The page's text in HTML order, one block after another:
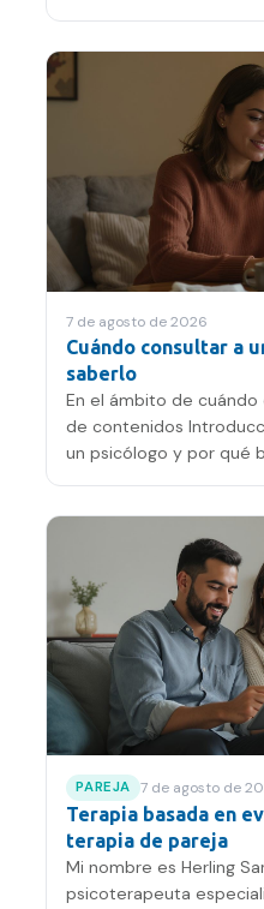
7 de agosto de 2026
Cuándo consultar a
saberlo
En el ámbito de cuándo
de contenidos
un psicólogo y por qué
PAREJA 7 de agosto de
Terapia basada en
terapia de pareja
Mi nombre es Herling
psicoterapeuta